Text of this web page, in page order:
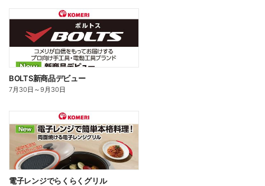
BOLTS新商品デビュー
7月30日 ～9月30日
電子レンジでらくらくグリル